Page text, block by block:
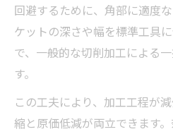
回避するために、角部に適度
ケットの深さや幅を標準工具
で、一般的な切削加工による
す。
この工夫により、加工工程が
縮と原価低減が両立できます